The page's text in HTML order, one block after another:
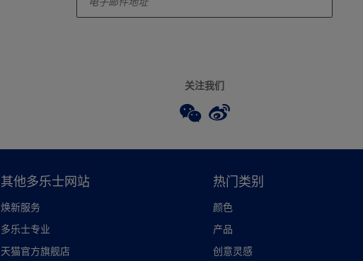
关注我们
其他多乐士网站
焕新服务
多乐士专业
天猫官方旗舰店
热门类别
颜色
产品
创意灵感